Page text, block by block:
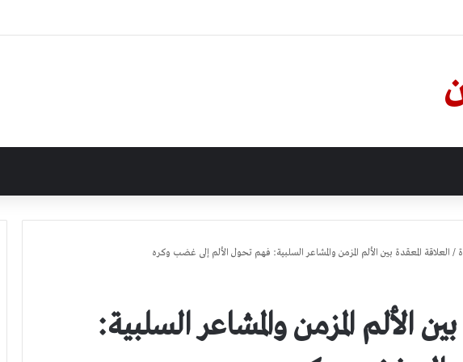
/ العلاقة المعقدة بين الألم المزمن والمشاعر السلبية: فهم تحول الألم إلى غضب وكره
الألم المزمن والمشاعر السلبية: